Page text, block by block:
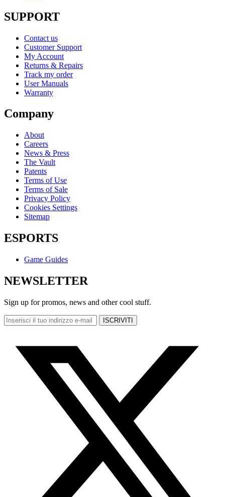
SUPPORT
Contact us
Customer Support
My Account
Returns & Repairs
Track my order
User Manuals
Warranty
Company
About
Careers
News & Press
The Vault
Patents
Terms of Use
Terms of Sale
Privacy Policy
Cookies Settings
Sitemap
ESPORTS
Game Guides
NEWSLETTER
Sign up for promos, news and other cool stuff.